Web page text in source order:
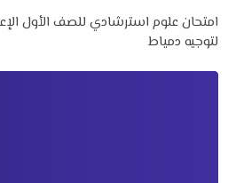
لتوجيه دمياط